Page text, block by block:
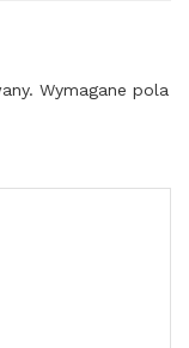
Wymagane pola